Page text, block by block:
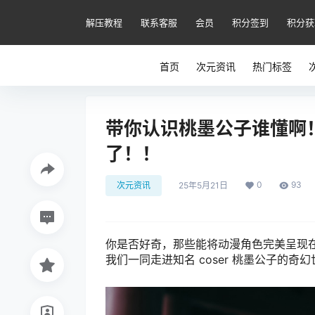
解压教程 联系客服 会员 积分签到 积分
首页 次元资讯 热门标签
带你认识桃墨公子谁懂
了！！
次元资讯 25年5月21日 0 93
你是否好奇，那些能将动漫角色完美呈
我们一同走进知名 coser 桃墨公子的奇幻